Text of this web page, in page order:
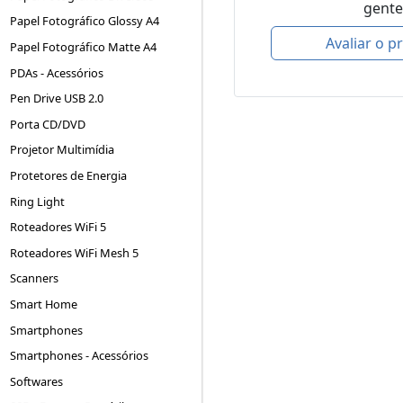
Papel Fotográfico Glossy A4
Papel Fotográfico Matte A4
PDAs - Acessórios
Pen Drive USB 2.0
Porta CD/DVD
Projetor Multimídia
Protetores de Energia
Ring Light
Roteadores WiFi 5
Roteadores WiFi Mesh 5
Scanners
Smart Home
Smartphones
Smartphones - Acessórios
Softwares
Avaliar o